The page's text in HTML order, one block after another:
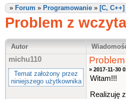
» Forum » Programowanie » [C,
Problem z
Autor
michu110
Temat założony przez
niniejszego użytkownika
» 2017-11-30
Witam!!!
Realizuję